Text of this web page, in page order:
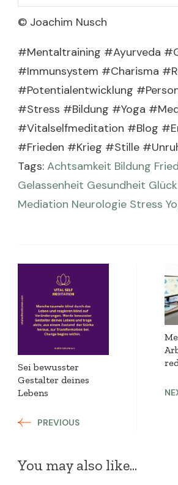
© Joachim Nusch
#Mentaltraining #Ayurveda
#Immunsystem #Charisma
#Potentialentwicklung
#Stress #Bildung #Yoga
#Vitalselfmeditation #Blog
#Frieden #Krieg #Stille
Tags: Achtsamkeit Bildung
Gelassenheit Gesundheit Glück
Mediation Neurologie Stress
Post
Navigation
Sei bewusster
Gestalter deines
Lebens
PREVIOUS
You may also like...